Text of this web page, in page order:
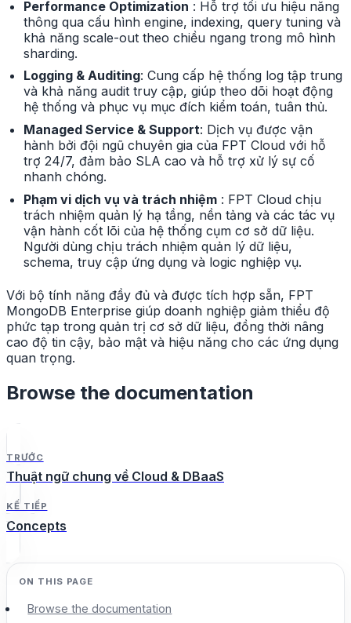
Performance Optimization : Hỗ trợ tối ưu hiệu năng
thông qua cấu hình engine, indexing, query tuning và
khả năng scale-out theo chiều ngang trong mô hình
sharding.
Logging & Auditing: Cung cấp hệ thống log tập trung
và khả năng audit truy cập, giúp theo dõi hoạt động
hệ thống và phục vụ mục đích kiểm toán, tuân thủ.
Managed Service & Support: Dịch vụ được vận
hành bởi đội ngũ chuyên gia của FPT Cloud với hỗ
trợ 24/7, đảm bảo SLA cao và hỗ trợ xử lý sự cố
nhanh chóng.
Phạm vi dịch vụ và trách nhiệm: FPT Cloud chịu
trách nhiệm quản lý hạ tầng, nền tảng và các tác vụ
vận hành cốt lõi của hệ thống cụm cơ sở dữ liệu.
Người dùng chịu trách nhiệm quản lý dữ liệu,
schema, truy cập ứng dụng và logic nghiệp vụ.
Với bộ tính năng đầy đủ và được tích hợp sẵn, FPT
MongoDB Enterprise giúp doanh nghiệp giảm thiểu độ
phức tạp trong quản trị cơ sở dữ liệu, đồng thời nâng
cao độ tin cậy, bảo mật và hiệu năng cho các ứng dụng
quan trọng.
Browse the documentation
TRƯỚC
Thuật ngữ chung về Cloud & DBaaS
KẾ TIẾP
Concepts
Browse the documentation